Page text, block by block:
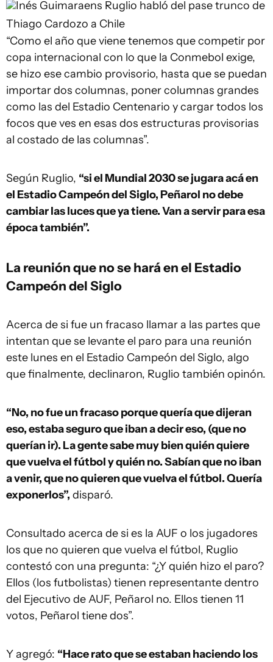
Inés Guimaraens Ruglio habló del pase trunco de
Thiago Cardozo a Chile
“Como el año que viene tenemos que competir por
copa internacional con lo que la Conmebol exige,
se hizo ese cambio provisorio, hasta que se puedan
importar dos columnas, poner columnas grandes
como las del Estadio Centenario y cargar todos los
focos que ves en esas dos estructuras provisorias
al costado de las columnas”.
Según Ruglio, “si el Mundial 2030 se jugara acá en
el Estadio Campeón del Siglo, Peñarol no debe
cambiar las luces que ya tiene. Van a servir para esa
época también”.
La reunión que no se hará en el Estadio
Campeón del Siglo
Acerca de si fue un fracaso llamar a las partes que
intentan que se levante el paro para una reunión
este lunes en el Estadio Campeón del Siglo, algo
que finalmente, declinaron, Ruglio también opinón.
“No, no fue un fracaso porque quería que dijeran
eso, estaba seguro que iban a decir eso, (que no
querían ir). La gente sabe muy bien quién quiere
que vuelva el fútbol y quién no. Sabían que no iban
a venir, que no quieren que vuelva el fútbol. Quería
exponerlos”, disparó.
Consultado acerca de si es la AUF o los jugadores
los que no quieren que vuelva el fútbol, Ruglio
contestó con una pregunta: “¿Y quién hizo el paro?
Ellos (los futbolistas) tienen representante dentro
del Ejecutivo de AUF, Peñarol no. Ellos tienen 11
votos, Peñarol tiene dos”.
Y agregó: “Hace rato que se estaban haciendo los